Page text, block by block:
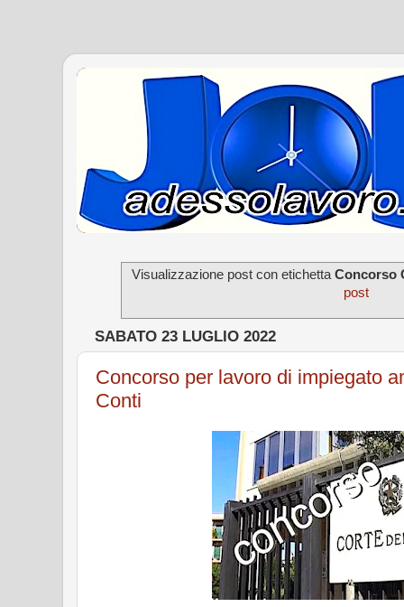
Visualizzazione post con etichettaConcorso
post
SABATO 23 LUGLIO 2022
Concorso per lavoro di impiegato
Conti